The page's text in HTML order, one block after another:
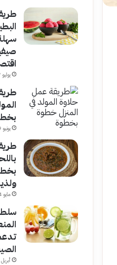
يوليو 7, 2026
يونيو 29, 2026
مايو 4, 2026
أبريل 28, 2026